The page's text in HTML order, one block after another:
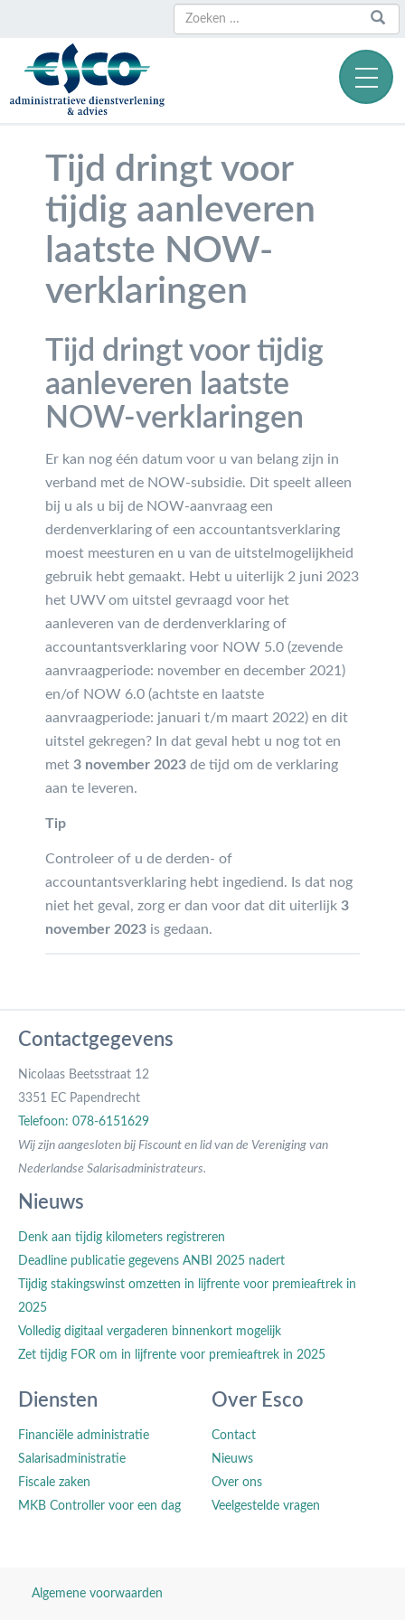
Zoeken
Zoeken
naar:
Tijd dringt voor
tijdig aanleveren
laatste NOW-
verklaringen
Tijd dringt voor tijdig
aanleveren laatste
NOW-verklaringen
Er kan nog één datum voor u van belang zijn in
verband met de NOW-subsidie. Dit speelt alleen
bij u als u bij de NOW-aanvraag een
derdenverklaring of een accountantsverklaring
moest meesturen en u van de uitstelmogelijkheid
gebruik hebt gemaakt. Hebt u uiterlijk 2 juni 2023
het UWV om uitstel gevraagd voor het
aanleveren van de derdenverklaring of
accountantsverklaring voor NOW 5.0 (zevende
aanvraagperiode: november en december 2021)
en/of NOW 6.0 (achtste en laatste
aanvraagperiode: januari t/m maart 2022) en dit
uitstel gekregen? In dat geval hebt u nog tot en
met 3 november 2023 de tijd om de verklaring
aan te leveren.
Tip
Controleer of u de derden- of
accountantsverklaring hebt ingediend. Is dat nog
niet het geval, zorg er dan voor dat dit uiterlijk 3
november 2023 is gedaan.
Contactgegevens
Nicolaas Beetsstraat 12
3351 EC Papendrecht
Telefoon: 078-6151629
Wij zijn aangesloten bij Fiscount en lid van de Vereniging van
Nederlandse Salarisadministrateurs.
Nieuws
Denk aan tijdig kilometers registreren
Deadline publicatie gegevens ANBI 2025 nadert
Tijdig stakingswinst omzetten in lijfrente voor premieaftrek in
2025
Volledig digitaal vergaderen binnenkort mogelijk
Zet tijdig FOR om in lijfrente voor premieaftrek in 2025
Diensten
Financiële administratie
Salarisadministratie
Fiscale zaken
MKB Controller voor een dag
Over Esco
Contact
Nieuws
Over ons
Veelgestelde vragen
Algemene voorwaarden